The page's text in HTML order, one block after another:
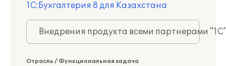
1С:Бухгалтерия 8 для Казахстана
Внедрения продукта всеми партнерами
Отрасль / Функциональная задача